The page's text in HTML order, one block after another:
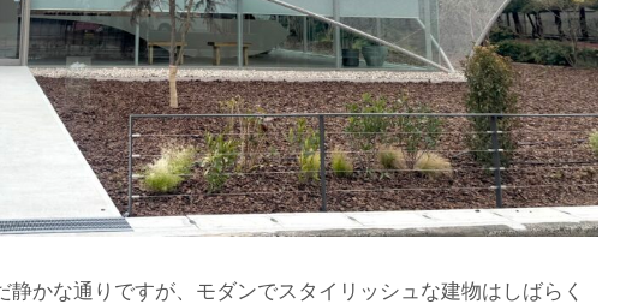
静かな通りですが、モダンでスタイリッシュな建物はしばらく